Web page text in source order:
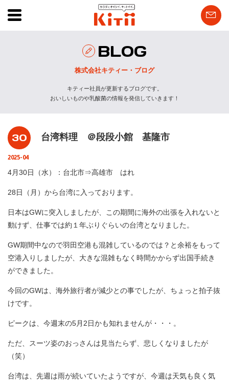
BLOG
株式会社キティー・ブログ
キティー社員が更新するブログです。
おいしいものや乳酸菌の情報を発信していきます！
30
2025-04
台湾料理 ＠段段小館 基隆市
4月30日（水）：台北市⇒高雄市 はれ
28日（月）から台湾に入っております。
日本はGWに突入しましたが、この期間に海外の出張を入れないと
動けず、仕事では約１年ぶりぐらいの台湾となりました。
GW期間中なので羽田空港も混雑しているのでは？と余裕をもって
空港入りしましたが、大きな混雑もなく時間かからず出国手続き
ができました。
今回のGWは、海外旅行者が減少との事でしたが、ちょっと拍子抜
けです。
ピークは、今週末の5月2日かも知れませんが・・・。
ただ、スーツ姿のおっさんは見当たらず、悲しくなりましたが
（笑）
台湾は、先週は雨が続いていたようですが、今週は天気も良く気